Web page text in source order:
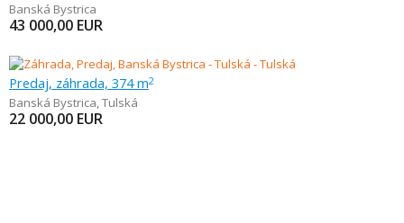
Banská Bystrica
43 000,00 EUR
Predaj, záhrada, 374 m2
Banská Bystrica,Tulská
22 000,00 EUR